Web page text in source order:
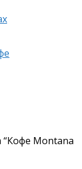
Montana